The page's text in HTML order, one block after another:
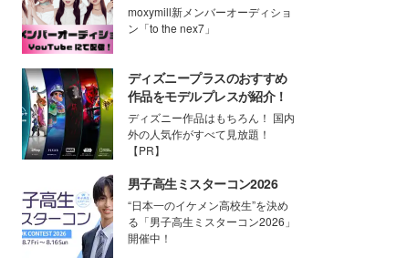
moxymill新メンバーオーディショ
ン「to the nex7」
ディズニープラスのおすすめ
作品をモデルプレスが紹介！
ディズニー作品はもちろん！ 国内
外の人気作がすべて見放題！
【PR】
男子高生ミスターコン2026
“日本一のイケメン高校生”を決め
る「男子高生ミスターコン2026」
開催中！